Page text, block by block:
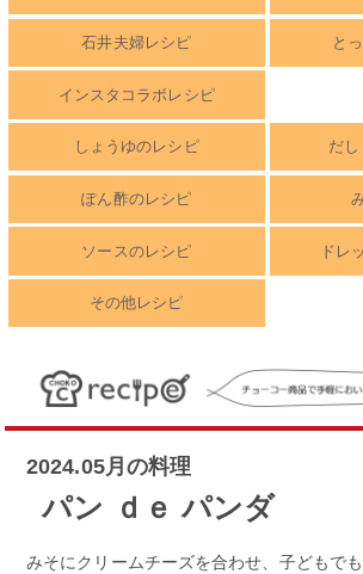
石井夫婦レシピ と
インスタコラボレシピ
しょうゆのレシピ だ
ぽん酢のレシピ
ソースのレシピ ドレ
その他レシピ
2024.05月の料理
パン ｄｅ パンダ
みそにクリームチーズを合わせ、子どもで